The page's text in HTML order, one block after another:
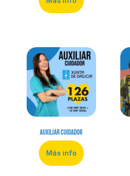
Auxiliar Cuidador
Más info